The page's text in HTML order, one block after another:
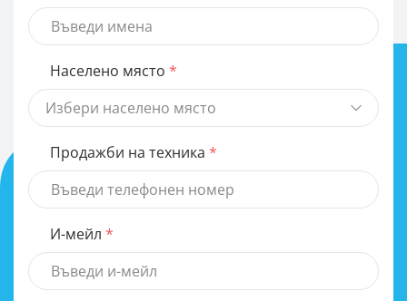
Населено място
Избери населено място
Продажби на техника
И-мейл